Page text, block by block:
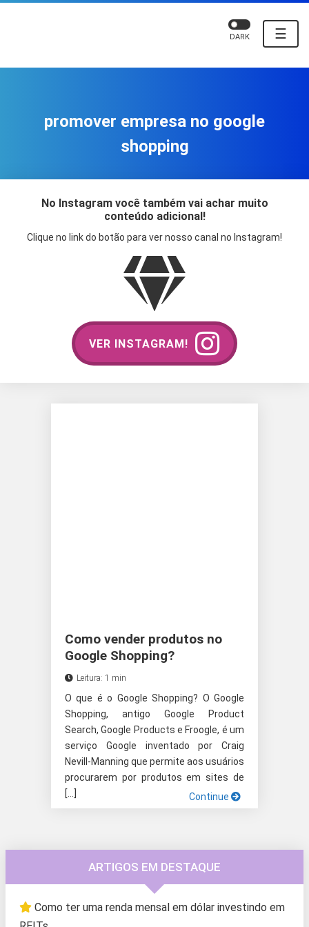
☰
DARK
promover empresa no google
shopping
No Instagram você também vai achar muito
conteúdo adicional!
Clique no link do botão para ver nosso canal no Instagram!
VER INSTAGRAM!
Como vender produtos no
Google Shopping?
Leitura: 1 min
O que é o Google Shopping? O Google
Shopping, antigo Google Product
Search, Google Products e Froogle, é um
serviço Google inventado por Craig
Nevill-Manning que permite aos usuários
procurarem por produtos em sites de
[…]
Continue
ARTIGOS EM DESTAQUE
Como ter uma renda mensal em dólar investindo em